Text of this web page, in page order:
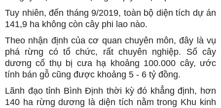
Tuy nhiên, đến tháng 9/2019, toàn bộ diện tích dự án
141,9 ha không còn cây phi lao nào.
Theo nhận định của cơ quan chuyên môn, đây là vụ
phá rừng có tổ chức, rất chuyên nghiệp. Số cây
dương cổ thụ bị cưa hạ khoảng 100.000 cây, ước
tính bán gỗ cũng được khoảng 5 - 6 tỷ đồng.
Lãnh đạo tỉnh Bình Định thời kỳ đó khẳng định, hơn
140 ha rừng dương là diện tích nằm trong Khu kinh